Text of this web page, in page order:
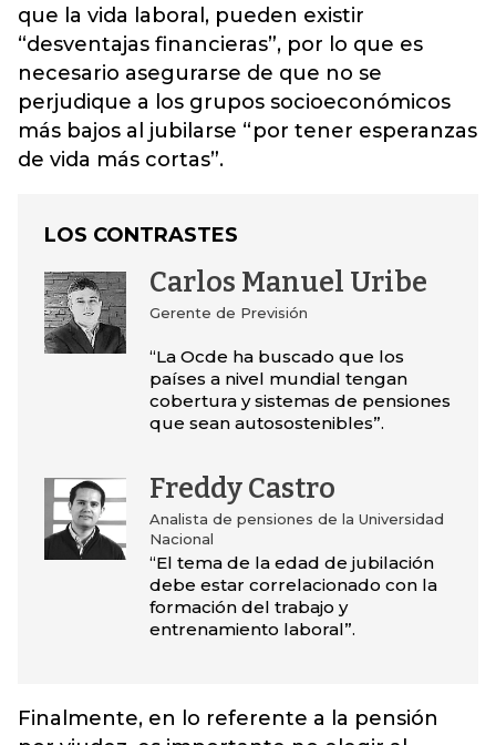
que la vida laboral, pueden existir
“desventajas financieras”, por lo que es
necesario asegurarse de que no se
perjudique a los grupos socioeconómicos
más bajos al jubilarse “por tener esperanzas
de vida más cortas”.
LOS CONTRASTES
Carlos Manuel Uribe
Gerente de Previsión
“La Ocde ha buscado que los
países a nivel mundial tengan
cobertura y sistemas de pensiones
que sean autosostenibles”.
Freddy Castro
Analista de pensiones de la Universidad
Nacional
“El tema de la edad de jubilación
debe estar correlacionado con la
formación del trabajo y
entrenamiento laboral”.
Finalmente, en lo referente a la pensión